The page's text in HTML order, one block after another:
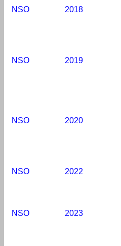
NSO
2018
NSO
2019
NSO
2020
NSO
2022
NSO
2023